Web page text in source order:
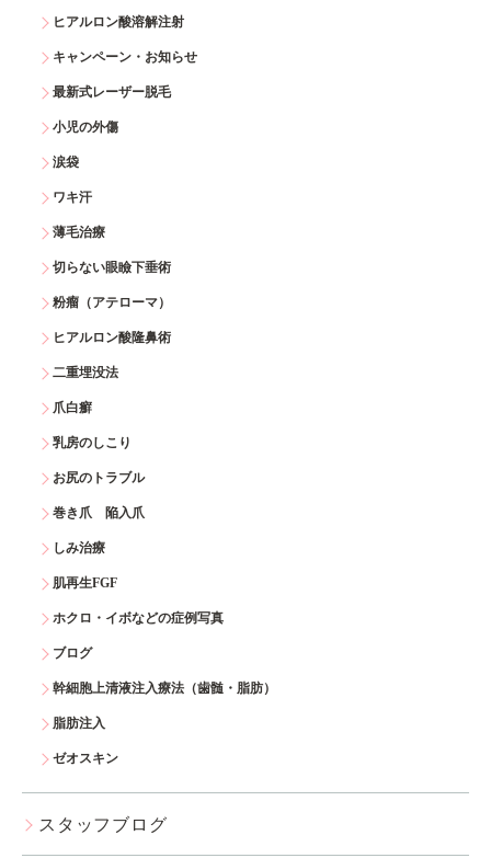
ヒアルロン酸溶解注射
キャンペーン・お知らせ
最新式レーザー脱毛
小児の外傷
涙袋
ワキ汗
薄毛治療
切らない眼瞼下垂術
粉瘤（アテローマ）
ヒアルロン酸隆鼻術
二重埋没法
爪白癬
乳房のしこり
お尻のトラブル
巻き爪 陥入爪
しみ治療
肌再生FGF
ホクロ・イボなどの症例写真
ブログ
幹細胞上清液注入療法（歯髄・脂肪）
脂肪注入
ゼオスキン
スタッフブログ